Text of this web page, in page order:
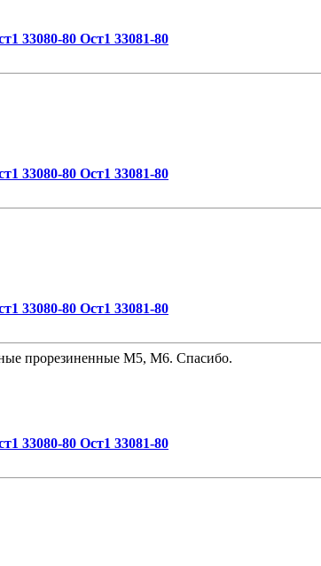
33080-80 Ост1 33081-80
33080-80 Ост1 33081-80
33080-80 Ост1 33081-80
прорезиненные М5, М6. Спасибо.
33080-80 Ост1 33081-80